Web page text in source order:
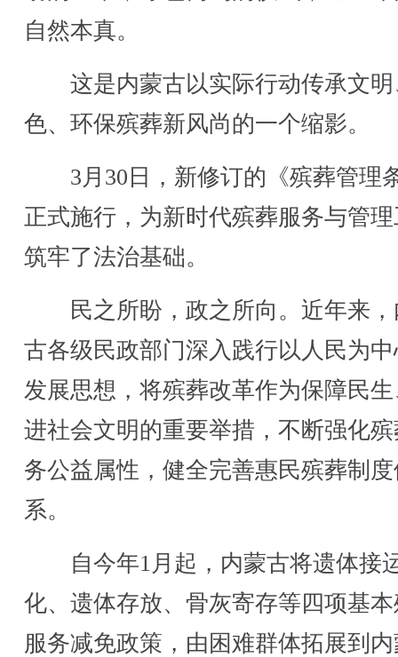
自然本真。
这是内蒙古以实际行动传承文明
色、环保殡葬新风尚的一个缩影。
3月30日，新修订的《殡葬管理
正式施行，为新时代殡葬服务与管
筑牢了法治基础。
民之所盼，政之所向。近年来，
古各级民政部门深入践行以人民为
发展思想，将殡葬改革作为保障民
进社会文明的重要举措，不断强化
务公益属性，健全完善惠民殡葬制
系。
自今年1月起，内蒙古将遗体接
化、遗体存放、骨灰寄存等四项基
服务减免政策，由困难群体拓展到